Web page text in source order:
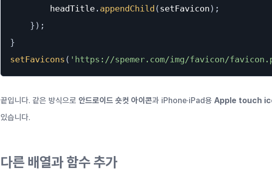
        headTitle
. appendChild ( setFavicon ) ;
} ) ;
}
setFavicons ( 'https://spemer.com/img/favicon/
끝입니다. 같은 방식으로 안드로이드 숏컷 아이콘과 iPhone·iPad용 Apple touch
있습니다.
다른 배열과 함수 추가